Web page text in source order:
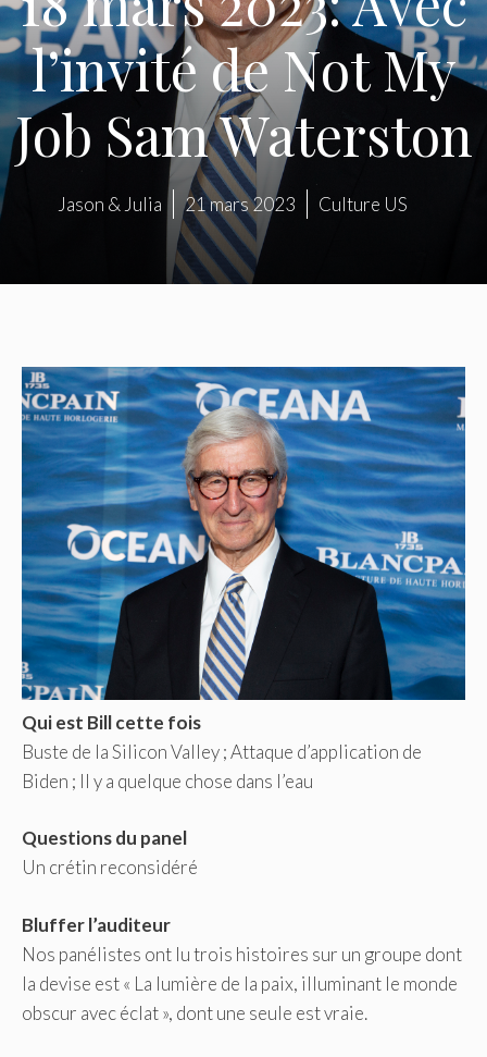
l’invité de Not My
Job Sam Waterston
Jason & Julia 21 mars 2023 Culture US
Qui est Bill cette fois
Buste de la Silicon Valley ; Attaque d’application de
Biden ; Il y a quelque chose dans l’eau
Questions du panel
Un crétin reconsidéré
Bluffer l’auditeur
Nos panélistes ont lu trois histoires sur un groupe dont
la devise est « La lumière de la paix, illuminant le monde
obscur avec éclat », dont une seule est vraie.